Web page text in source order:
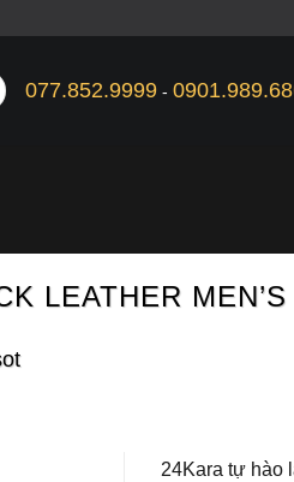
077.852.9999-
LEATHER MEN’S
24Kara tự hào